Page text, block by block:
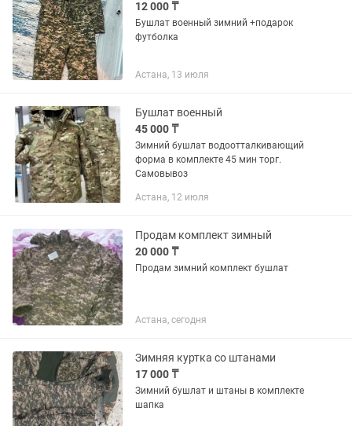
12 000 ₸
Бушлат военный зимний +подарок
футболка
Астана, 13 июля
Бушлат военный
45 000 ₸
Зимний бушлат водоотталкивающий
форма в комплекте 45 мин торг.
Самовывоз
Астана, 12 июля
Продам комплект зимный
20 000 ₸
Продам зимний комплект бушлат
Астана, сегодня
Зимняя куртка со штанами
17 000 ₸
Зимний бушлат и штаны в комплекте
шапка